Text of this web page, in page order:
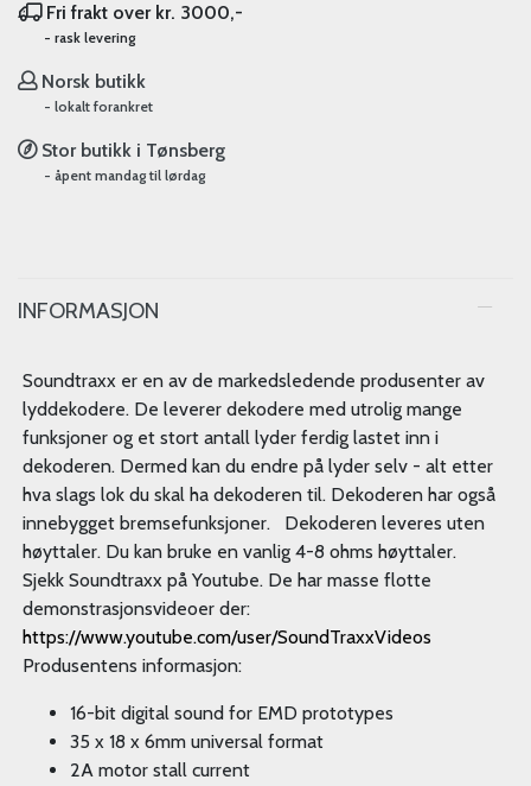
Fri frakt over kr. 3000,-
- rask levering
Norsk butikk
- lokalt forankret
Stor butikk i Tønsberg
- åpent mandag til lørdag
INFORMASJON
Soundtraxx er en av de markedsledende produsenter av
lyddekodere. De leverer dekodere med utrolig mange
funksjoner og et stort antall lyder ferdig lastet inn i
dekoderen. Dermed kan du endre på lyder selv - alt etter
hva slags lok du skal ha dekoderen til. Dekoderen har også
innebygget bremsefunksjoner. Dekoderen leveres uten
høyttaler. Du kan bruke en vanlig 4-8 ohms høyttaler.
Sjekk Soundtraxx på Youtube. De har masse flotte
demonstrasjonsvideoer der:
https://www.youtube.com/user/SoundTraxxVideos
Produsentens informasjon:
16-bit digital sound for EMD prototypes
35 x 18 x 6mm universal format
2A motor stall current